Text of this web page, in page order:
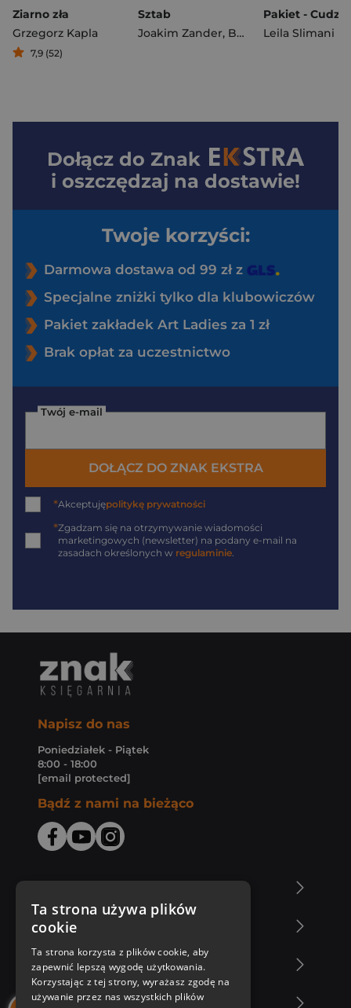
Ziarno zła
Grzegorz Kapla
7,9 (52)
Sztab
Joakim Zander, Berglof Moa Leila Slimani
Dołącz do Znak
i oszczędzaj na dostawie!
Twoje korzyści:
Darmowa dostawa od 99 zł z
Specjalne zniżki tylko dla klubowiczów
Pakiet zakładek Art Ladies za 1 zł
Brak opłat za uczestnictwo
Twój e-mail
DOŁĄCZ DO ZNAK EKSTRA
*Akceptujępolitykę prywatności
*Zgadzam się na otrzymywanie wiadomości
marketingowych (newsletter) na podany e-mail na
zasadach określonych w regulaminie.
Napisz do nas
Poniedziałek - Piątek
8:00 - 18:00
[email protected]
Bądź z nami na bieżąco
Zakupy u nas
Nasza oferta
Nasi autorzy
Ta strona używa plików
cookie
Ta strona korzysta z plików cookie, aby
zapewnić lepszą wygodę użytkowania.
Korzystając z tej strony, wyrażasz zgodę na
używanie przez nas wszystkich plików